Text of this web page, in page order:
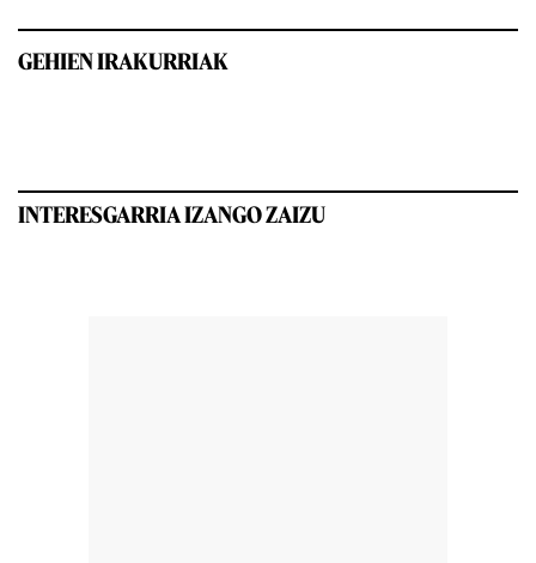
GEHIEN IRAKURRIAK
INTERESGARRIA IZANGO ZAIZU